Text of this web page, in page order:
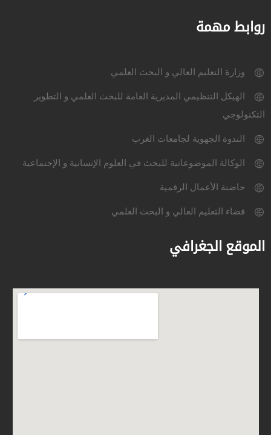
روابط مهمة
وزارة التعليم العالي و البحث العلمي
الهيكل التنظيمي المديرية العامة للبحث العلمي و التطوير
التكنولوجي
الندوة الجهوية لجامعات الغرب
الوكالة الموضوعاتية للبحث في العلوم الإنسانية و الإجتماعية
حاضنة الأعمال الرقمية
فضاء التعليم العالي و البحث العلمي
الموقع الجغرافي